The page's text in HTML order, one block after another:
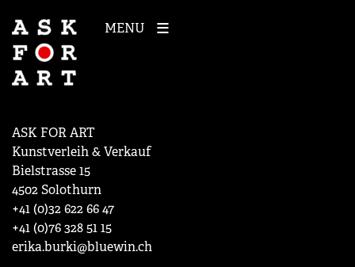
MENU
ASK FOR ART
Kunstverleih & Verkauf
Bielstrasse 15
4502 Solothurn
+41 (0)32 622 66 47
+41 (0)76 328 51 15
erika.burki@bluewin.ch